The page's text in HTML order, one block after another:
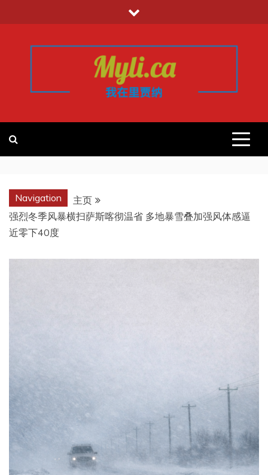
至
我的里贾纳
REGINA
Navigation
主页
强烈冬季风暴横扫萨斯喀彻温省 多地暴雪叠加强风体感逼
近零下40度